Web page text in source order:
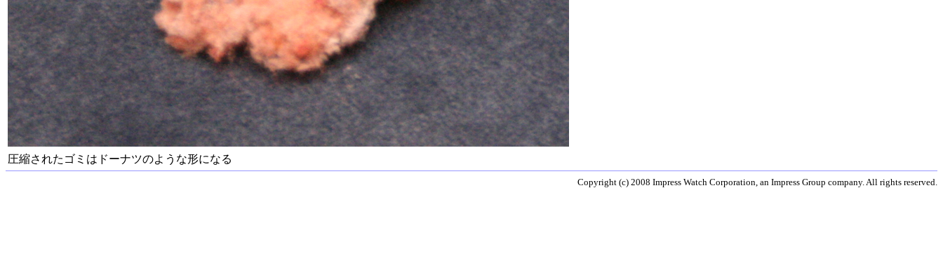
圧縮されたゴミはドーナツのような形になる
Copyright (c) 2008 Impress Watch Corporation, an Impress Group company. All rights reserved.